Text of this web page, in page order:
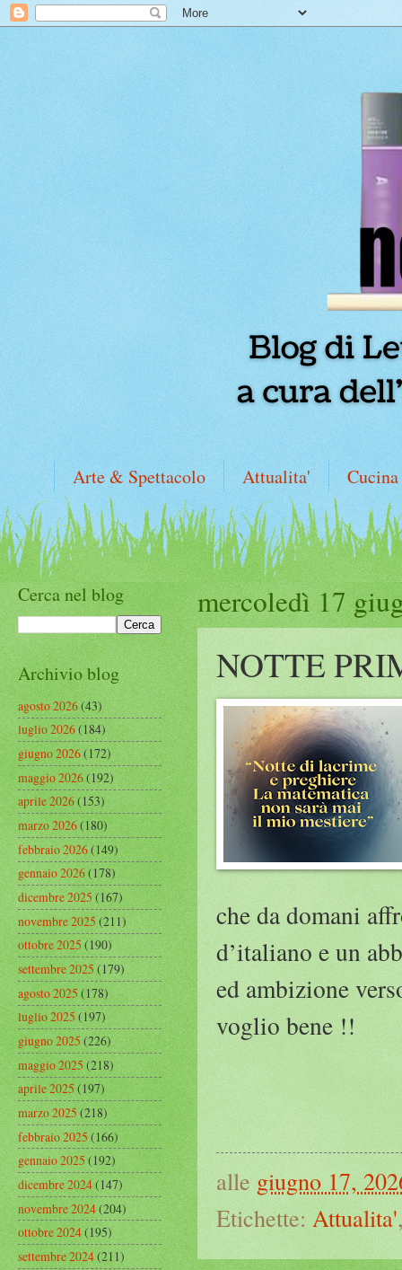
Arte & Spettacolo Attualita' Cucina
mercoledì 17
NOTTE
che da domani
d’italiano e un
ed ambizione
voglio bene !!
alle giugno 17,
Etichette: Attualita'
Cerca nel blog
Archivio blog
agosto 2026(43)
luglio 2026(184)
giugno 2026(172)
maggio 2026(192)
aprile 2026(153)
marzo 2026(180)
febbraio 2026(149)
gennaio 2026(178)
dicembre 2025(167)
novembre 2025(211)
ottobre 2025(190)
settembre 2025(179)
agosto 2025(178)
luglio 2025(197)
giugno 2025(226)
maggio 2025(218)
aprile 2025(197)
marzo 2025(218)
febbraio 2025(166)
gennaio 2025(192)
dicembre 2024(147)
novembre 2024(204)
ottobre 2024(195)
settembre 2024(211)